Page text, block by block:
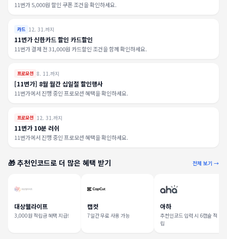
11번가 5,000원 할인 쿠폰 조건을 확인하세요.
카드 12. 31.까지
11번가 신한카드 할인 카드할인
11번가 결제 전 31,000원 카드할인 조건을 함께 확인하세요.
프로모션 8. 11.까지
[11번가] 8월 월간 십일절 할인행사
11번가에서 진행 중인 프로모션 혜택을 확인하세요.
프로모션 12. 31.까지
11번가 10분 러쉬
11번가에서 진행 중인 프로모션 혜택을 확인하세요.
🎁 추천인코드로 더 많은 혜택 받기 전체 보기 →
대상웰라이프
3,000원 적립금 혜택 지급!
캡컷
7일간 무료 사용 가능
아하
추천인코드 입력 시 6캡슐 적
립